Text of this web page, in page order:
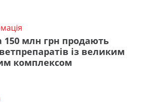
150 млн грн продають
із великим
комплексом